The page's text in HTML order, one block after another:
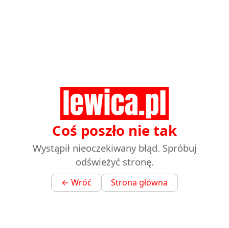
Coś poszło nie tak
Wystąpił nieoczekiwany błąd. Spróbuj
odświeżyć stronę.
← Wróć Strona główna